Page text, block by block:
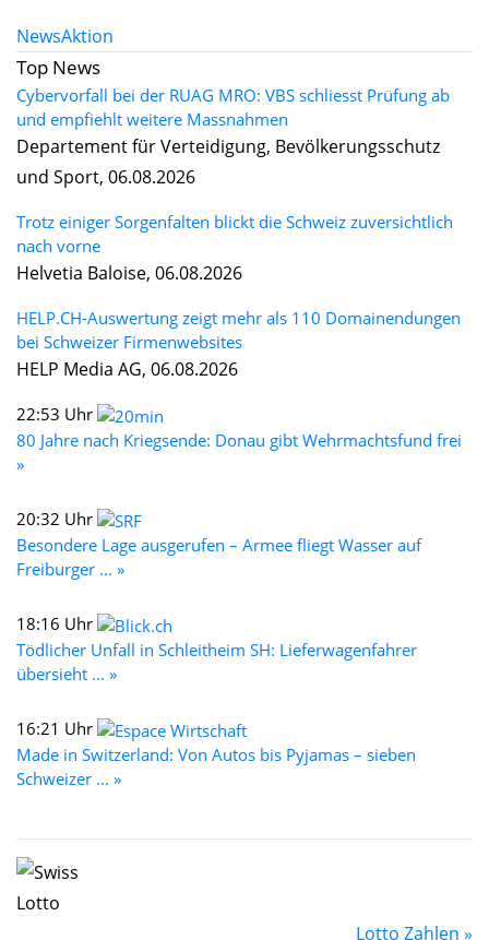
NewsAktion
Top News
Cybervorfall bei der RUAG MRO: VBS schliesst Prüfung ab
und empfiehlt weitere Massnahmen
Departement für Verteidigung, Bevölkerungsschutz
und Sport, 06.08.2026
Trotz einiger Sorgenfalten blickt die Schweiz zuversichtlich
nach vorne
Helvetia Baloise, 06.08.2026
HELP.CH-Auswertung zeigt mehr als 110 Domainendungen
bei Schweizer Firmenwebsites
HELP Media AG, 06.08.2026
22:53 Uhr
80 Jahre nach Kriegsende: Donau gibt Wehrmachtsfund frei
»
20:32 Uhr
Besondere Lage ausgerufen – Armee fliegt Wasser auf
Freiburger ... »
18:16 Uhr
Tödlicher Unfall in Schleitheim SH: Lieferwagenfahrer
übersieht ... »
16:21 Uhr
Made in Switzerland: Von Autos bis Pyjamas – sieben
Schweizer ... »
Lotto Zahlen »